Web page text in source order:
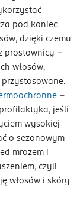
pod koniec
dzięki czemu
prostownicy –
włosów,
–
jeśli
wysokiej
o sezonowym
mrozem i
czyli
włosów i skóry